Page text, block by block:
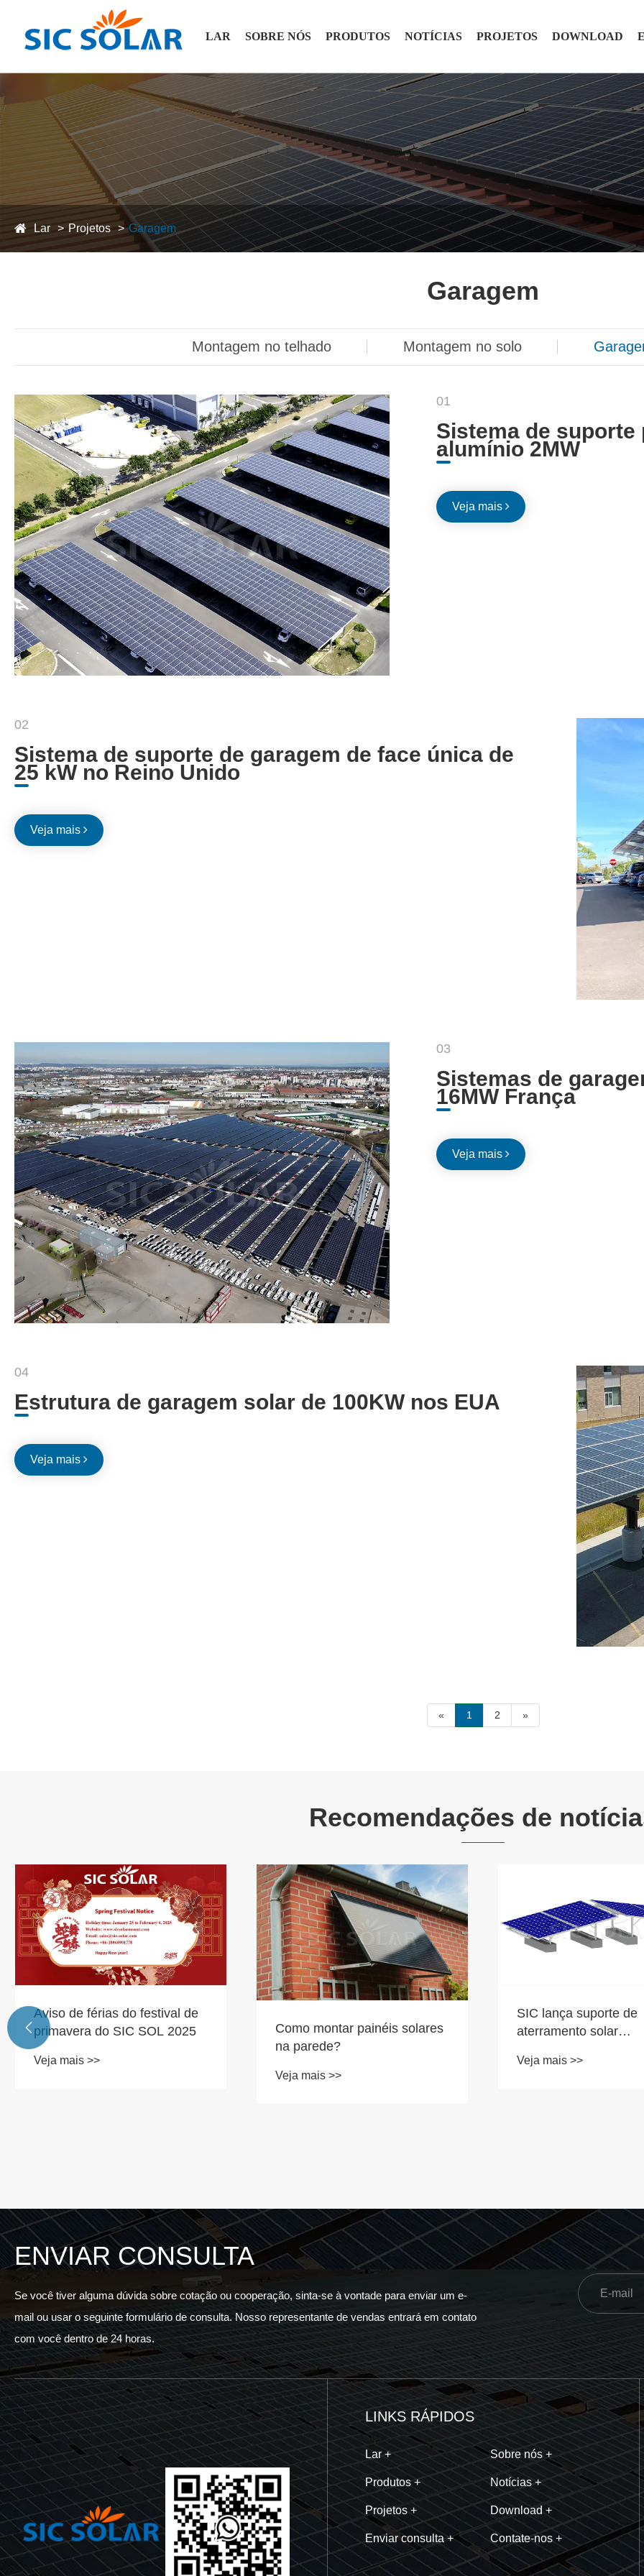
LAR SOBRE NÓS PRODUTOS NOTÍCIAS PROJETOS DOWNLOAD
Lar Projetos Garagem
Garagem
Montagem no telhado Montagem no solo
01
Sistema de suporte
alumínio 2MW
Veja mais
02
Sistema de suporte de garagem de face única de
25 kW no Reino Unido
Veja mais
03
Sistemas de
16MW França
Veja mais
04
Estrutura de garagem solar de 100KW nos EUA
Veja mais
« 1 2 »
Recomendações de
Aviso de férias do festival de
primavera do SIC SOL 2025
Veja mais >>
Como montar painéis solares
na parede?
Veja mais >>
SIC lança suporte de
aterramento solar
alumínio
Veja mais >>

ENVIAR CONSULTA
Se você tiver alguma dúvida sobre cotação ou cooperação, sinta-se à vontade para enviar um e-
mail ou usar o seguinte formulário de consulta. Nosso representante de vendas entrará em contato
com você dentro de 24 horas.
LINKS RÁPIDOS
Lar + Sobre nós +
Produtos + Notícias +
Projetos + Download +
Enviar consulta + Contate-nos +